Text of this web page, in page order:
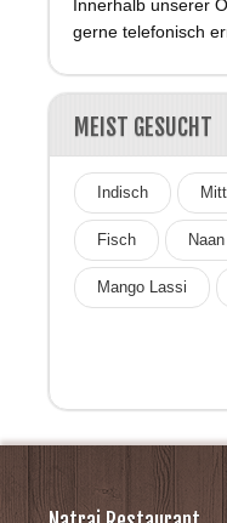
gerne telefonisch
MEIST GESUCHT
Indisch
Fisch Naan
Mango Lassi
Natraj Restaurant